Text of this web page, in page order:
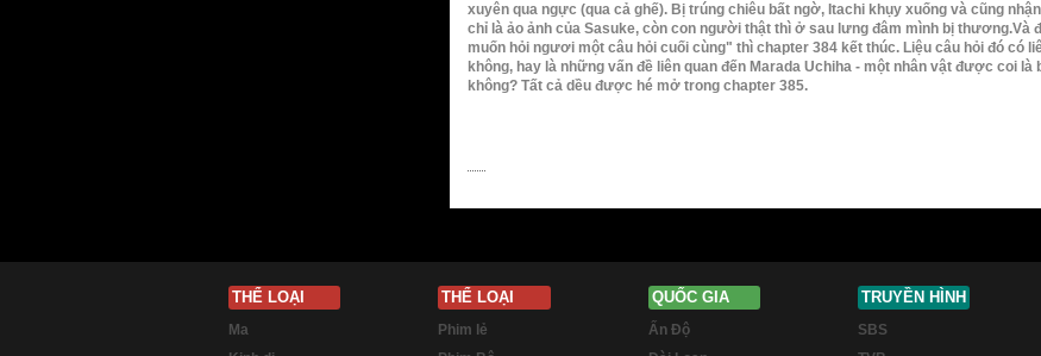
xuyên qua ngực (qua cả ghế). Bị trúng chiêu bất ngờ, Itachi khụy xuống và cũng
chỉ là ảo ảnh của Sasuke, còn con người thật thì ở sau lưng đâm mình bị thương.Và
muốn hỏi ngươi một câu hỏi cuối cùng" thì chapter 384 kết thúc. Liệu câu hỏi đó có
không, hay là những vấn đề liên quan đến Marada Uchiha - một nhân vật được coi
không? Tất cả dều được hé mở trong chapter 385.
THỂ LOẠI
Ma
THỂ LOẠI
Phim lẻ
QUỐC GIA
Ấn Độ
TRUYỀN HÌNH
SBS